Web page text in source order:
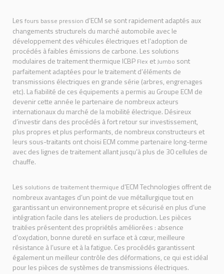
Les fours basse pression d’ECM se sont rapidement adaptés aux
changements structurels du marché automobile avec le
développement des véhicules électriques et l’adoption de
procédés à faibles émissions de carbone. Les solutions
modulaires de traitement thermique ICBP Flex etJumbo sont
parfaitement adaptées pour le traitement d’éléments de
transmissions électriques en grande série (arbres, engrenages
etc). La fiabilité de ces équipements a permis au Groupe ECM de
devenir cette année le partenaire de nombreux acteurs
internationaux du marché de la mobilité électrique. Désireux
d’investir dans des procédés à fort retour sur investissement,
plus propres et plus performants, de nombreux constructeurs et
leurs sous-traitants ont choisi ECM comme partenaire long-terme
avec des lignes de traitement allant jusqu’à plus de 30 cellules de
chauffe.
Les solutions de traitement thermique d’ECM Technologies offrent de
nombreux avantages d’un point de vue métallurgique tout en
garantissant un environnement propre et sécurisé en plus d’une
intégration facile dans les ateliers de production. Les pièces
traitées présentent des propriétés améliorées : absence
d’oxydation, bonne dureté en surface et à cœur, meilleure
résistance à l’usure et à la fatigue. Ces procédés garantissent
également un meilleur contrôle des déformations, ce qui est idéal
pour les pièces de systèmes de transmissions électriques.